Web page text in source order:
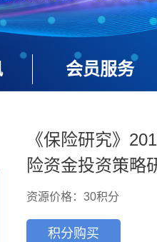
会员服务
《保险研究》
险资金投资策略
资源价格：30积分
积分购买